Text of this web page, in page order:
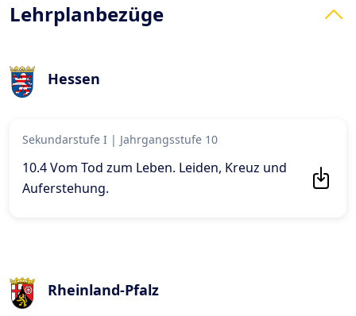
Lehrplanbezüge
Hessen
Sekundarstufe I | Jahrgangsstufe 10
10.4 Vom Tod zum Leben. Leiden, Kreuz und
Auferstehung.
Rheinland-Pfalz